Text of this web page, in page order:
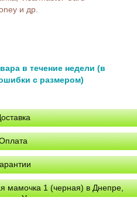
и др.
в течение недели (в
с размером)
мамочка 1 (черная) в Днепре,
по Украине